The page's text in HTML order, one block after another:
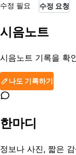
수정 필요 수정 요청
시음노트
시음노트 기록을 확
나도 기록하기
한마디
정보나 사진, 짧은